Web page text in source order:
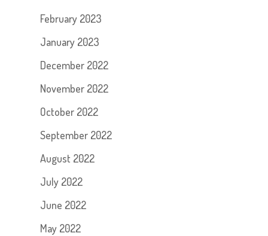
February 2023
January 2023
December 2022
November 2022
October 2022
September 2022
August 2022
July 2022
June 2022
May 2022